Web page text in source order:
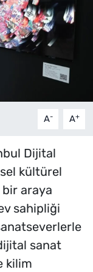
A- A+
Dijital
kültürel
araya
sahipliği
sanat
kilim